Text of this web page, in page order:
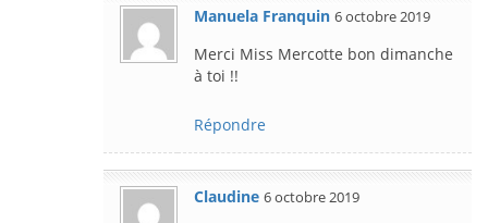
Manuela Franquin 6 octobre 2019
Merci Miss Mercotte bon dimanche
à toi !!
Répondre
Claudine 6 octobre 2019